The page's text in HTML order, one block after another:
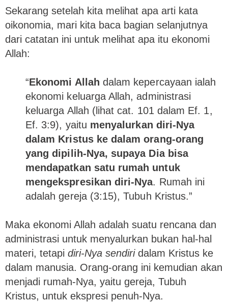
Sekarang setelah kita melihat apa arti kata
oikonomia, mari kita baca bagian selanjutnya
dari catatan ini untuk melihat apa itu ekonomi
Allah:
“Ekonomi Allah dalam kepercayaan ialah
ekonomi keluarga Allah, administrasi
keluarga Allah (lihat cat. 101 dalam Ef. 1,
Ef. 3:9), yaitu menyalurkan diri-Nya
dalam Kristus ke dalam orang-orang
yang dipilih-Nya, supaya Dia bisa
mendapatkan satu rumah untuk
mengekspresikan diri-Nya. Rumah ini
adalah gereja (3:15), Tubuh Kristus.”
Maka ekonomi Allah adalah suatu rencana dan
administrasi untuk menyalurkan bukan hal-hal
materi, tetapi diri-Nya sendiridalam Kristus ke
dalam manusia. Orang-orang ini kemudian akan
menjadi rumah-Nya, yaitu gereja, Tubuh
Kristus, untuk ekspresi penuh-Nya.